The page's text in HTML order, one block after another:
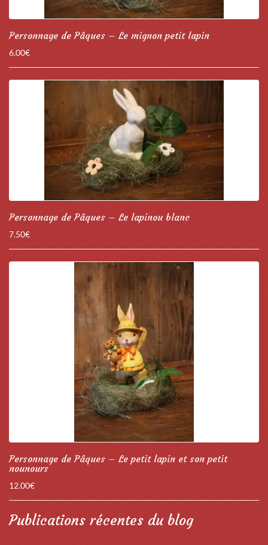
Personnage de Pâques – Le mignon petit lapin
6.00€
Personnage de Pâques – Le lapinou blanc
7.50€
Personnage de Pâques – Le petit lapin et son petit
nounours
12.00€
Publications récentes du blog